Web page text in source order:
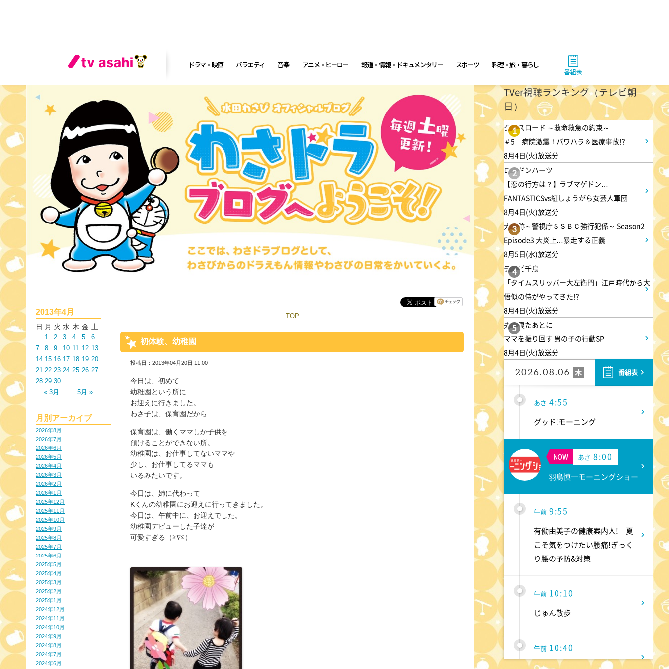
ドラマ・映画 バラエティ 音楽 アニメ・ヒーロー 報道・情報・ドキュメンタリー スポーツ 料理・旅・暮らし
番組表
2013年4月
日 月 火 水 木 金 土
1 2 3 4 5
6
7
8 9 10 11 12 13
14 15 16 17 18 19 20
21 22 23 24 25 26 27
28 29 30
« 3月
5月 »
月別アーカイブ
2026年8月
2026年7月
2026年6月
2026年5月
2026年4月
2026年3月
2026年2月
2026年1月
2025年12月
2025年11月
2025年10月
2025年9月
2025年8月
2025年7月
2025年6月
2025年5月
2025年4月
2025年3月
2025年2月
2025年1月
2024年12月
2024年11月
2024年10月
2024年9月
2024年8月
2024年7月
2024年6月
TOP
初体験、幼稚園
投稿日：2013年04月20日 11:00
今日は、初めて
幼稚園という所に
お迎えに行きました。
わさ子は、保育園だから
保育園は、働くママしか子供を
預けることができない所。
幼稚園は、お仕事してないママや
少し、お仕事してるママも
いるみたいです。
今日は、姉に代わって
Kくんの幼稚園にお迎えに行ってきました。
今日は、午前中に、お迎えでした。
幼稚園デビューした子達が
可愛すぎる（≧∇≦）
TVer視聴ランキング（テレビ朝
日）
1
クロスロード ～救命救急の約束～
＃5 病院激震！パワハラ＆医療事故!?
8月4日(火)放送分
2
ロンドンハーツ
【恋の行方は？】ラブマゲドン…
FANTASTICSvs紅しょうがら女芸人軍団
8月4日(火)放送分
3
大追跡～警視庁ＳＳＢＣ強行犯係～ Season2
Episode3 大炎上…暴走する正義
8月5日(水)放送分
4
テレビ千鳥
「タイムスリッパー大左衛門」江戸時代から大
悟似の侍がやってきた!?
8月4日(火)放送分
5
夫が寝たあとに
ママを振り回す 男の子の行動SP
8月4日(火)放送分
2026.08.06 木 番組表
あさ 4:00
おはよう!時代劇 暴れん坊将
軍9 #18
あさ 4:55
グッド!モーニング
NOW あさ 8:00
羽鳥慎一モーニングショー
午前 9:55
有働由美子の健康案内人! 夏
こそ気をつけたい腰痛!ぎっく
り腰の予防&対策
午前 10:10
じゅん散歩
午前 10:40